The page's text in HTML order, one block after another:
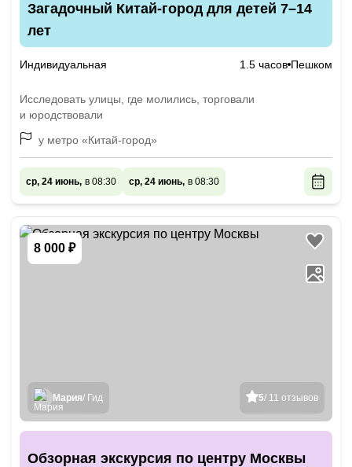
Загадочный Китай-город для детей 7–14
лет
Индивидуальная 1.5 часов Пешком
Исследовать улицы, где молились, торговали
и юродствовали
у метро «Китай-город»
ср, 24 июнь, в 08:30 ср, 24 июнь, в 08:30
8 000 ₽
5/ 11 отзывов
Мария/ Гид
Обзорная экскурсия по центру Москвы